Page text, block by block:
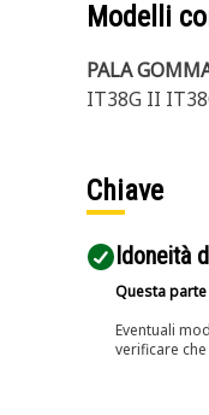
Modelli
PALA
IT38G II
Chiave
Idoneità
Questa
Eventuali
verificare